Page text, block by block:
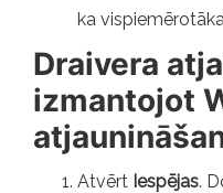
ka
Draivera
izmantojot
Atvērt Iespējas.